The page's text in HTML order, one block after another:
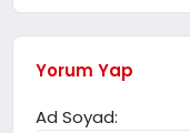
Yorum Yap
Ad Soyad: